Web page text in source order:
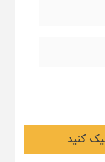
کنید